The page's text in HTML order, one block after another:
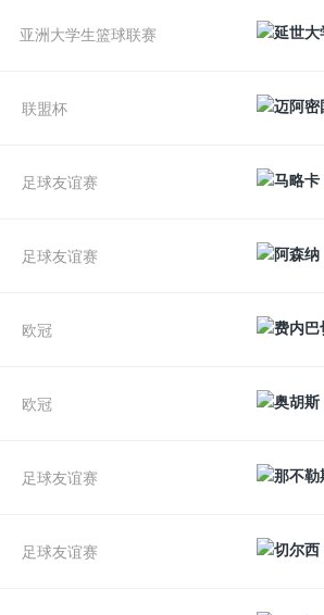
亚洲大学生篮球联赛
联盟杯
足球友谊赛
足球友谊赛
欧冠
欧冠
足球友谊赛
足球友谊赛